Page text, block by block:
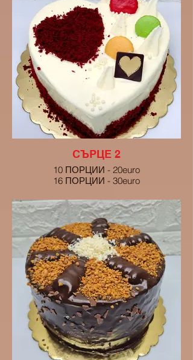
СЪРЦЕ 2
10 ПОРЦИИ - 20euro
16 ПОРЦИИ - 30euro